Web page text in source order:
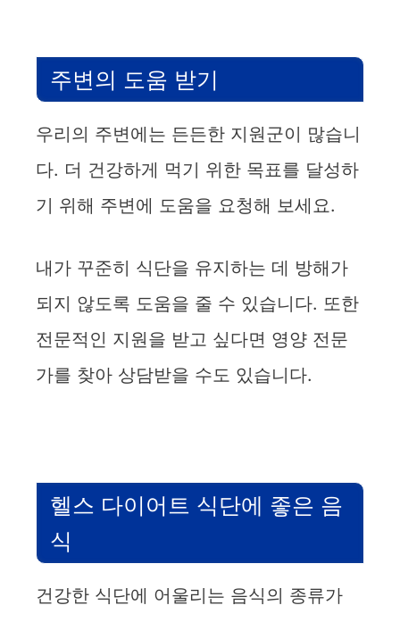
주변의 도움 받기
우리의 주변에는 든든한 지원군이 많습니
다. 더 건강하게 먹기 위한 목표를 달성하
기 위해 주변에 도움을 요청해 보세요.
내가 꾸준히 식단을 유지하는 데 방해가
되지 않도록 도움을 줄 수 있습니다. 또한
전문적인 지원을 받고 싶다면 영양 전문
가를 찾아 상담받을 수도 있습니다.
헬스 다이어트 식단에 좋은 음
식
건강한 식단에 어울리는 음식의 종류가